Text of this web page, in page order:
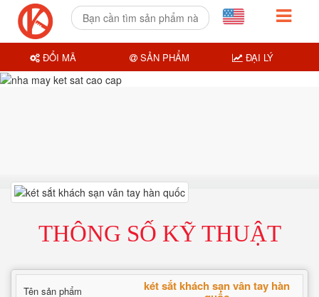
THÔNG SỐ KỸ THUẬT
Tên sản phẩm két sắt khách sạn vân tay hàn
ĐỔI MÃ SẢN PHẨM ĐẠI LÝ